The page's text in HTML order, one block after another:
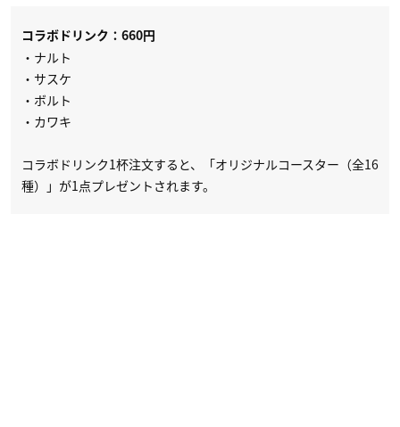
コラボドリンク：660円
・ナルト
・サスケ
・ボルト
・カワキ
コラボドリンク1杯注文すると、「オリジナルコースター（全16
種）」が1点プレゼントされます。